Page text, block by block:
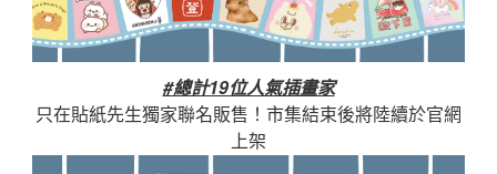
#總計19位人氣插畫家
只在貼紙先生獨家聯名販售！ 市集結束後將陸續於官網
上架